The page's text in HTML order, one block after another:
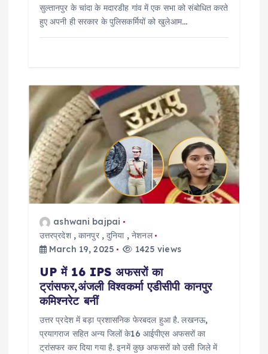
सुल्तानपुर के चांदा के मदारडीह गांव में एक सभा को संबोधित करते
हुए अपनी ही सरकार के पुलिसकर्मियों को खुलेआम…
ashwani bajpai
उत्तरप्रदेश,कानपुर,दुनिया,नेशनल
March 19, 2025
1425 views
UP में 16 IPS अफसरों का
ट्रांसफर,अंजली विश्वकर्मा एडीसीपी कानपुर
कमिश्नरेट बनीं
उत्तर प्रदेश में बड़ा प्रशासनिक फेरबदल हुआ है. लखनऊ,
प्रयागराज सहित अन्य जिलों के16 आईपीएस अफसरों का
ट्रांसफर कर दिया गया है. इनमें कुछ अफसरों को उसी जिले में